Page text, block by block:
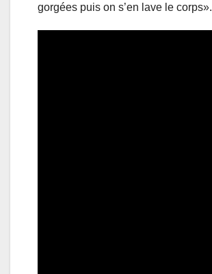
gorgées puis on s’en lave le corps».